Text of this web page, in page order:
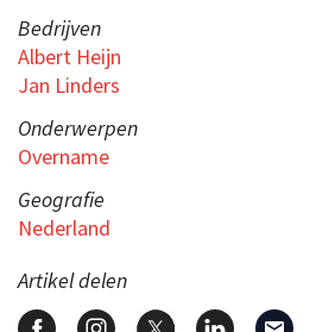
Bedrijven
Albert Heijn
Jan Linders
Onderwerpen
Overname
Geografie
Nederland
Artikel delen